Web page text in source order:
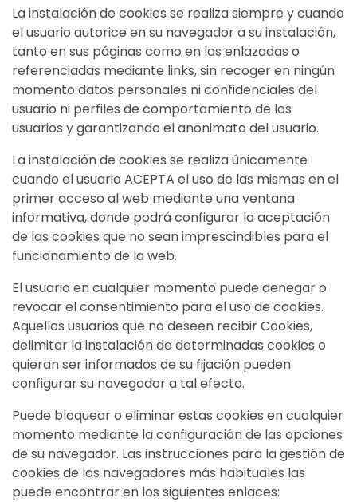
La instalación de cookies se realiza siempre y cuando
el usuario autorice en su navegador a su instalación,
tanto en sus páginas como en las enlazadas o
referenciadas mediante links, sin recoger en ningún
momento datos personales ni confidenciales del
usuario ni perfiles de comportamiento de los
usuarios y garantizando el anonimato del usuario.
La instalación de cookies se realiza únicamente
cuando el usuario ACEPTA el uso de las mismas en el
primer acceso al web mediante una ventana
informativa, donde podrá configurar la aceptación
de las cookies que no sean imprescindibles para el
funcionamiento de la web.
El usuario en cualquier momento puede denegar o
revocar el consentimiento para el uso de cookies.
Aquellos usuarios que no deseen recibir Cookies,
delimitar la instalación de determinadas cookies o
quieran ser informados de su fijación pueden
configurar su navegador a tal efecto.
Puede bloquear o eliminar estas cookies en cualquier
momento mediante la configuración de las opciones
de su navegador. Las instrucciones para la gestión de
cookies de los navegadores más habituales las
puede encontrar en los siguientes enlaces: